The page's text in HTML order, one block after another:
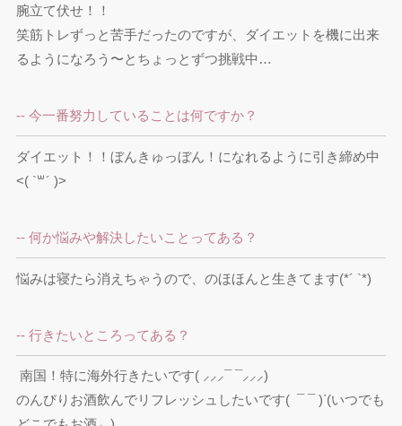
腕立て伏せ！！
笑筋トレずっと苦手だったのですが、ダイエットを機に出来
るようになろう〜とちょっとずつ挑戦中…
-- 今一番努力していることは何ですか？
ダイエット！！ぼんきゅっぼん！になれるように引き締め中
<( `꒳´ )>
-- 何か悩みや解決したいことってある？
悩みは寝たら消えちゃうので、のほほんと生きてます(*´ `*)
-- 行きたいところってある？
のんびりお酒飲んでリフレッシュしたいです(  ¯ ¯ )ᐝ(いつでも